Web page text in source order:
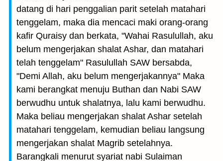
datang di hari penggalian parit setelah matahari
tenggelam, maka dia mencaci maki orang-orang
kafir Quraisy dan berkata, "Wahai Rasulullah, aku
belum mengerjakan shalat Ashar, dan matahari
telah tenggelam" Rasulullah SAW bersabda,
"Demi Allah, aku belum mengerjakannya" Maka
kami berangkat menuju Buthan dan Nabi SAW
berwudhu untuk shalatnya, lalu kami berwudhu.
Maka beliau mengerjakan shalat Ashar setelah
matahari tenggelam, kemudian beliau langsung
mengerjakan shalat Magrib setelahnya.
Barangkali menurut syariat nabi Sulaiman